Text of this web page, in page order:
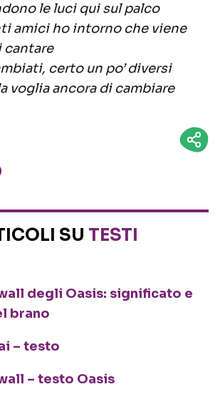
le luci qui sul palco
amici ho intorno che viene
cantare
certo un po’ diversi
voglia ancora di cambiare
SU TESTI
degli Oasis: significato e
brano
– testo
– testo Oasis